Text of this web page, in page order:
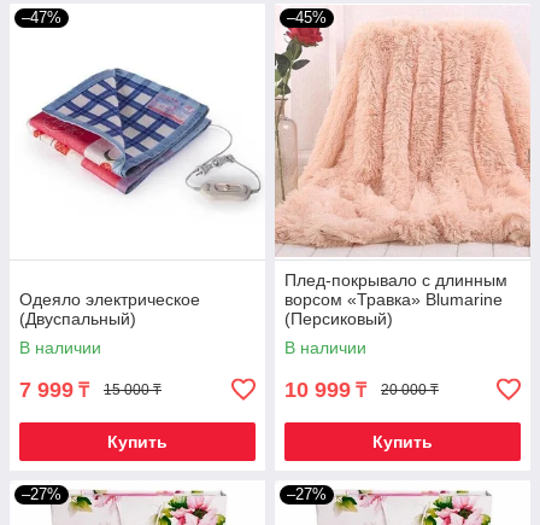
–47%
Одеяло электрическое
(Двуспальный)
В наличии
7 999 ₸ 15 000 ₸
Купить
–45%
Плед-покрывало с длинным
ворсом «Травка» Blumarine
(Персиковый)
В наличии
10 999 ₸ 20 000 ₸
Купить
–27% –27%